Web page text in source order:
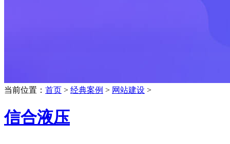
当前位置： 首页 > 经典案例 > 网站建设 >
信合液压